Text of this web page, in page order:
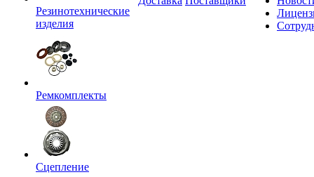
Резинотехнические
изделия
Ремкомплекты
Сцепление